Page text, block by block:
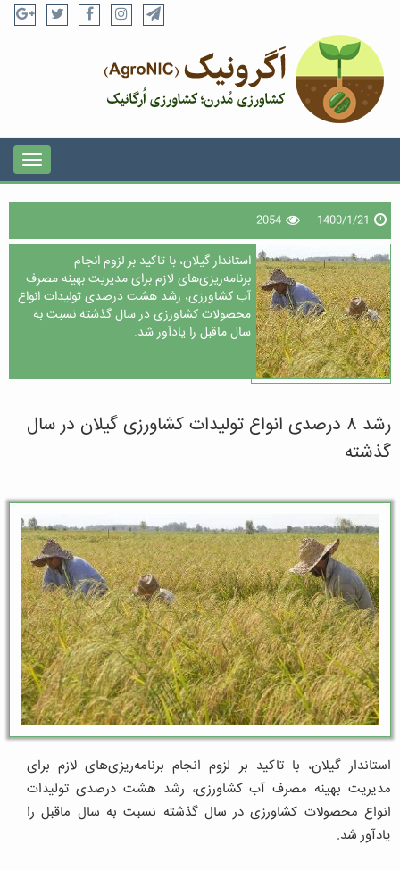
1400/1/21
2054
استاندار گیلان، با تاکید بر لزوم انجام
برنامه‌ریزی‌های لازم برای مدیریت بهینه مصرف
آب کشاورزی، رشد هشت درصدی تولیدات انواع
محصولات کشاورزی در سال گذشته نسبت به
سال ماقبل را یادآور شد.
رشد ۸ درصدی انواع تولیدات کشاورزی گیلان در سال
گذشته
استاندار گیلان، با تاکید بر لزوم انجام برنامه‌ریزی‌های لازم برای
مدیریت بهینه مصرف آب کشاورزی، رشد هشت درصدی تولیدات
انواع محصولات کشاورزی در سال گذشته نسبت به سال ماقبل را
یادآور شد.